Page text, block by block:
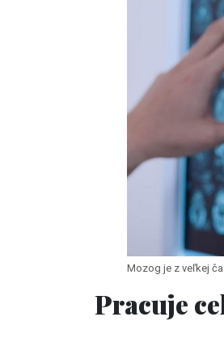
Mozog je z veľkej
Pracuje